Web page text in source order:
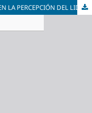
SESGOS Y FLEXIBILIDAD COGNITIVA EN LA PERCEPCIÓN DEL LIDERAZGO FEMENINO